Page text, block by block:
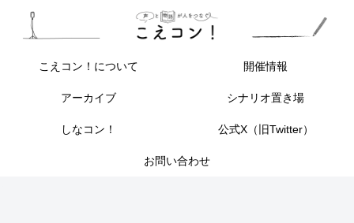
こえコン！について 開催情報
アーカイブ シナリオ置き場
しなコン！ 公式X（旧Twitter）
お問い合わせ